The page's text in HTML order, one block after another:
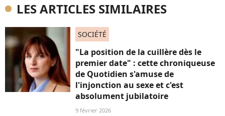
LES ARTICLES SIMILAIRES
SOCIÉTÉ
"La position de la cuillère dès le
premier date" : cette chroniqueuse
de Quotidien s'amuse de
l'injonction au sexe et c'est
absolument jubilatoire
9 février 2026